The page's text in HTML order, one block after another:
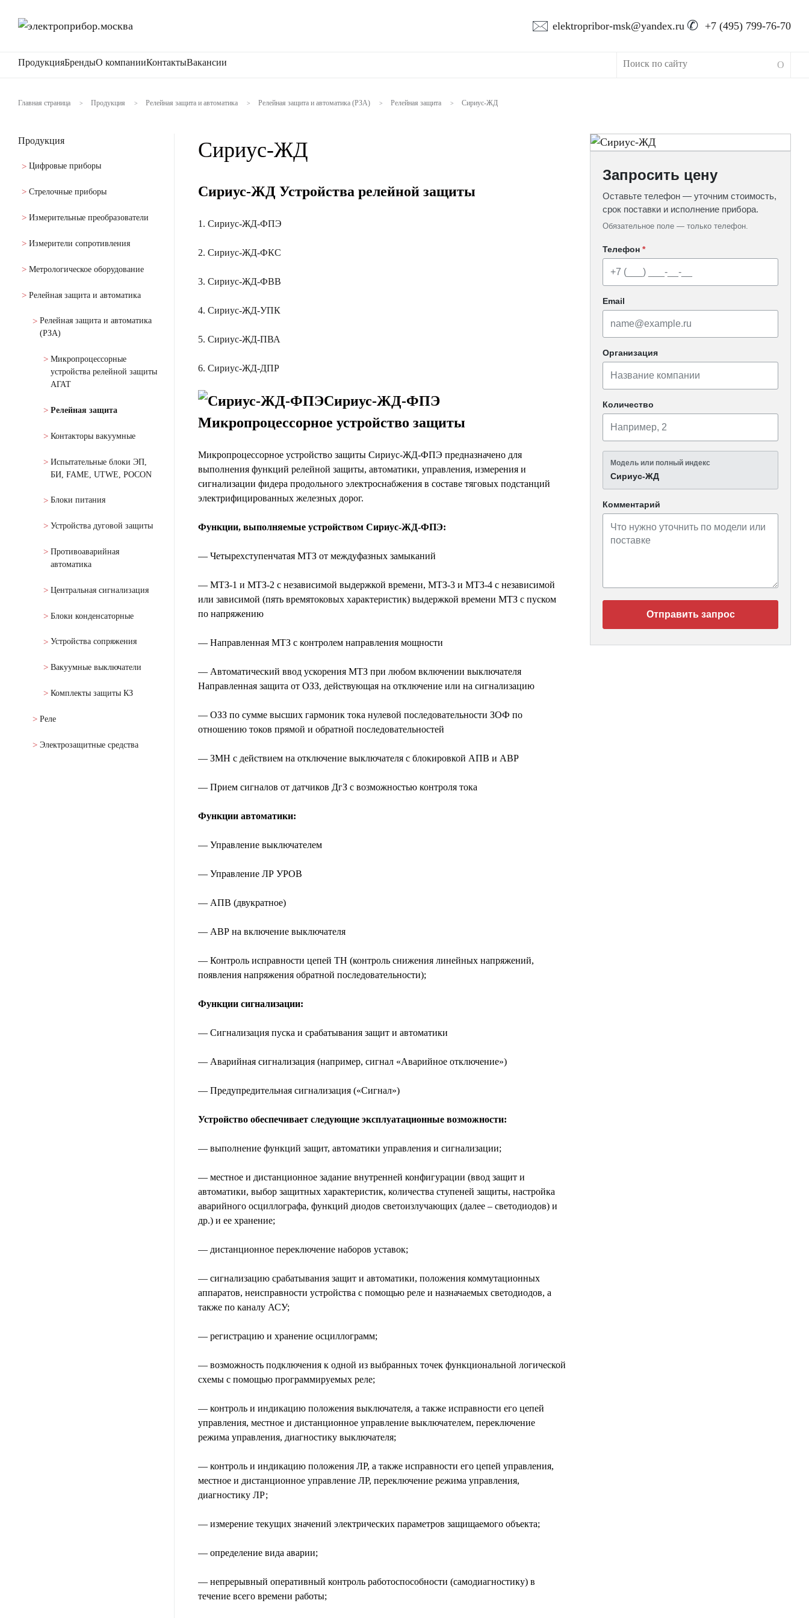
🖂 elektropribor-msk@yandex.ru ✆ +7 (495) 799-76-70
ПродукцияБрендыО компанииКонтактыВакансии
Главная страница > Продукция > Релейная защита и автоматика > Релейная защита и автоматика (РЗА) > Релейная защита > Сириус-ЖД
Продукция
Цифровые приборы
Стрелочные приборы
Измерительные преобразователи
Измерители сопротивления
Метрологическое оборудование
Релейная защита и автоматика
Релейная защита и автоматика
(РЗА)
Микропроцессорные
устройства релейной защиты
АГАТ
Релейная защита
Контакторы вакуумные
Испытательные блоки ЭП,
БИ, FAME, UTWE, POCON
Блоки питания
Устройства дуговой защиты
Противоаварийная
автоматика
Центральная сигнализация
Блоки конденсаторные
Устройства сопряжения
Вакуумные выключатели
Комплекты защиты КЗ
Реле
Электрозащитные средства
Сириус-ЖД
Сириус-ЖД Устройства релейной защиты
1. Сириус-ЖД-ФПЭ
2. Сириус-ЖД-ФКС
3. Сириус-ЖД-ФВВ
4. Сириус-ЖД-УПК
5. Сириус-ЖД-ПВА
6. Сириус-ЖД-ДПР
Сириус-ЖД-ФПЭ
Микропроцессорное устройство защиты
Микропроцессорное устройство защиты Сириус-ЖД-ФПЭ предназначено для
выполнения функций релейной защиты, автоматики, управления, измерения и
сигнализации фидера продольного электроснабжения в составе тяговых подстанций
электрифицированных железных дорог.
Функции, выполняемые устройством Сириус-ЖД-ФПЭ:
— Четырехступенчатая МТЗ от междуфазных замыканий
— МТЗ-1 и МТЗ-2 с независимой выдержкой времени, МТЗ-3 и МТЗ-4 с независимой
или зависимой (пять времятоковых характеристик) выдержкой времени МТЗ с пуском
по напряжению
— Направленная МТЗ с контролем направления мощности
— Автоматический ввод ускорения МТЗ при любом включении выключателя
Направленная защита от ОЗЗ, действующая на отключение или на сигнализацию
— ОЗЗ по сумме высших гармоник тока нулевой последовательности ЗОФ по
отношению токов прямой и обратной последовательностей
— ЗМН с действием на отключение выключателя с блокировкой АПВ и АВР
— Прием сигналов от датчиков ДгЗ с возможностью контроля тока
Функции автоматики:
— Управление выключателем
— Управление ЛР УРОВ
— АПВ (двукратное)
— АВР на включение выключателя
— Контроль исправности цепей ТН (контроль снижения линейных напряжений,
появления напряжения обратной последовательности);
Функции сигнализации:
— Сигнализация пуска и срабатывания защит и автоматики
— Аварийная сигнализация (например, сигнал «Аварийное отключение»)
— Предупредительная сигнализация («Сигнал»)
Устройство обеспечивает следующие эксплуатационные возможности:
— выполнение функций защит, автоматики управления и сигнализации;
— местное и дистанционное задание внутренней конфигурации (ввод защит и
автоматики, выбор защитных характеристик, количества ступеней защиты, настройка
аварийного осциллографа, функций диодов светоизлучающих (далее – светодиодов) и
др.) и ее хранение;
— дистанционное переключение наборов уставок;
— сигнализацию срабатывания защит и автоматики, положения коммутационных
аппаратов, неисправности устройства с помощью реле и назначаемых светодиодов, а
также по каналу АСУ;
— регистрацию и хранение осциллограмм;
— возможность подключения к одной из выбранных точек функциональной логической
схемы с помощью программируемых реле;
— контроль и индикацию положения выключателя, а также исправности его цепей
управления, местное и дистанционное управление выключателем, переключение
режима управления, диагностику выключателя;
— контроль и индикацию положения ЛР, а также исправности его цепей управления,
местное и дистанционное управление ЛР, переключение режима управления,
диагностику ЛР;
— измерение текущих значений электрических параметров защищаемого объекта;
— определение вида аварии;
— непрерывный оперативный контроль работоспособности (самодиагностику) в
течение всего времени работы;
Запросить цену
Оставьте телефон — уточним стоимость,
срок поставки и исполнение прибора.
Обязательное поле — только телефон.
Телефон*
Email
Организация
Количество
Модель или полный индекс
Сириус-ЖД
Комментарий
Отправить запрос